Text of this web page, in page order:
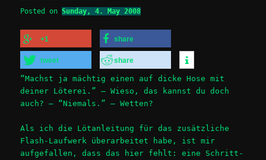
Posted onSunday, 4. May 2008
+1 share
tweet share
“Machst ja mächtig einen auf dicke Hose mit
deiner Löterei.” – Wieso, das kannst du doch
auch? – “Niemals.” – Wetten?
Als ich die Lötanleitung für das zusätzliche
Flash-Laufwerk überarbeitet habe, ist mir
aufgefallen, dass das hier fehlt: eine Schritt-